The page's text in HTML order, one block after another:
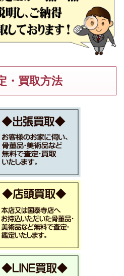
・買取方法